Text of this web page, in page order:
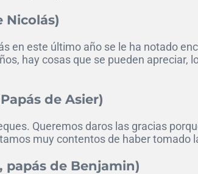
Nicolás)
en este último año se le ha notado
hay cosas que se pueden
de Asier)
Queremos daros las gracias
muy contentos de haber
papás de Benjamin)